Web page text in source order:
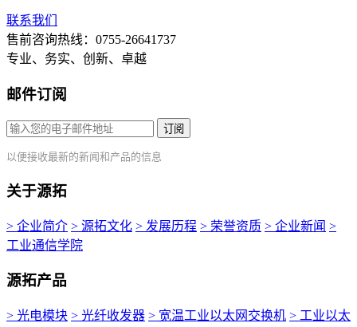
联系我们
售前咨询热线：0755-26641737
专业、务实、创新、卓越
邮件订阅
订阅
以便接收最新的新闻和产品的信息
关于源拓
> 企业简介 > 源拓文化 > 发展历程 > 荣誉资质 > 企业新闻 >
工业通信学院
源拓产品
> 光电模块 > 光纤收发器 > 宽温工业以太网交换机 > 工业以太